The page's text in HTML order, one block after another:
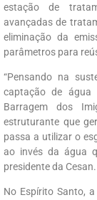
estação de
avançadas de
eliminação da
parâmetros para
“Pensando na
captação de
Barragem dos
estruturante que
passa a utilizar o
ao invés da água
presidente da Cesan.
No Espírito Santo,